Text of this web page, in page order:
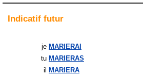
Indicatif futur
je MARIERAI
tu MARIERAS
il
MARIERA